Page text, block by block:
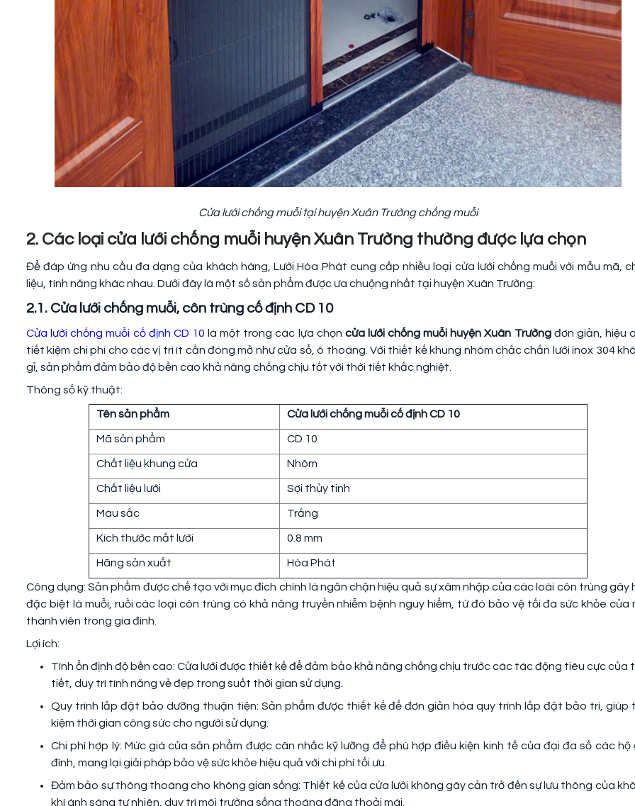
Cửa lưới chống muỗi tại huyện Xuân Trường chống muỗi
2. Các loại cửa lưới chống muỗi huyện Xuân Trường thường được lựa chọn
Để đáp ứng nhu cầu đa dạng của khách hàng, Lưới Hòa Phát cung cấp nhiều loại cửa lưới chống muỗi với mẫu mã,
liệu, tính năng khác nhau. Dưới đây là một số sản phẩm được ưa chuộng nhất tại huyện Xuân Trường:
2.1. Cửa lưới chống muỗi, côn trùng cố định CD 10
Cửa lưới chống muỗi cố định CD 10 là một trong các lựa chọn cửa lưới chống muỗi huyện Xuân Trườngđơn giản, hiệu
tiết kiệm chi phí cho các vị trí ít cần đóng mở như cửa sổ, ô thoáng. Với thiết kế khung nhôm chắc chắn lưới inox 304
gỉ, sản phẩm đảm bảo độ bền cao khả năng chống chịu tốt với thời tiết khắc nghiệt.
Thông số kỹ thuật:
Tên sản phẩm Cửa lưới chống muỗi cố định CD 10
Mã sản phẩm CD 10
Chất liệu khung cửa Nhôm
Chất liệu lưới Sợi thủy tinh
Màu sắc Trắng
Kích thước mắt lưới 0.8 mm
Hãng sản xuất Hòa Phát
Công dụng: Sản phẩm được chế tạo với mục đích chính là ngăn chặn hiệu quả sự xâm nhập của các loài côn trùng gây
đặc biệt là muỗi, ruồi các loại côn trùng có khả năng truyền nhiễm bệnh nguy hiểm, từ đó bảo vệ tối đa sức khỏe của
thành viên trong gia đình.
Lợi ích:
Tính ổn định độ bền cao: Cửa lưới được thiết kế để đảm bảo khả năng chống chịu trước các tác động tiêu cực của
tiết, duy trì tính năng vẻ đẹp trong suốt thời gian sử dụng.
Quy trình lắp đặt bảo dưỡng thuận tiện: Sản phẩm được thiết kế để đơn giản hóa quy trình lắp đặt bảo trì, giúp
kiệm thời gian công sức cho người sử dụng.
Chi phí hợp lý: Mức giá của sản phẩm được cân nhắc kỹ lưỡng để phù hợp điều kiện kinh tế của đại đa số các hộ
đình, mang lại giải pháp bảo vệ sức khỏe hiệu quả với chi phí tối ưu.
Đảm bảo sự thông thoáng cho không gian sống: Thiết kế của cửa lưới không gây cản trở đến sự lưu thông của
khí ánh sáng tự nhiên, duy trì môi trường sống thoáng đãng thoải mái.